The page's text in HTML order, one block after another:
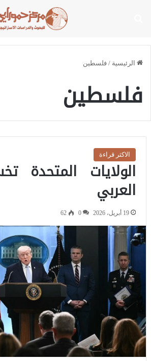
الرئيسية / فلسطين
فلسطين
الاكثر قراءة
الولايات المتحدة
العربي
19 أبريل، 2026 0
62